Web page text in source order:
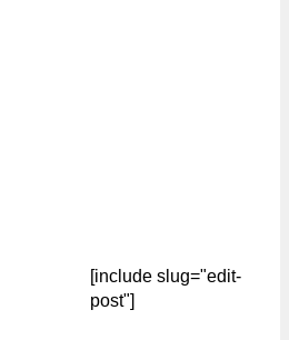
[include slug="edit-
post"]